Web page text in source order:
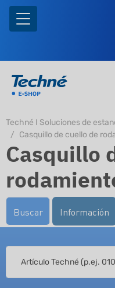
Techné I Soluciones de
Casquillo de cuello de
Casquillo
Buscar Información